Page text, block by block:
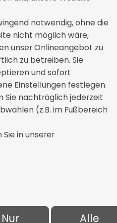
notwendig, ohne die
nicht möglich wäre,
unser Onlineangebot zu
zu betreiben. Sie
und sofort
Einstellungen festlegen.
Sie nachträglich jederzeit
(z.B. im Fußbereich
in unserer
Nur Alle